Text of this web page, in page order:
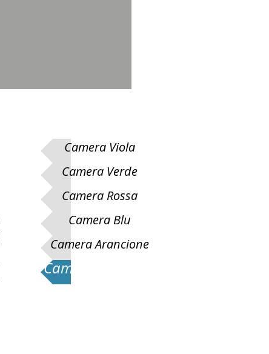
Camera Viola
Camera Verde
Camera Rossa
Camera Blu
Camera Arancione
Camera Turchese